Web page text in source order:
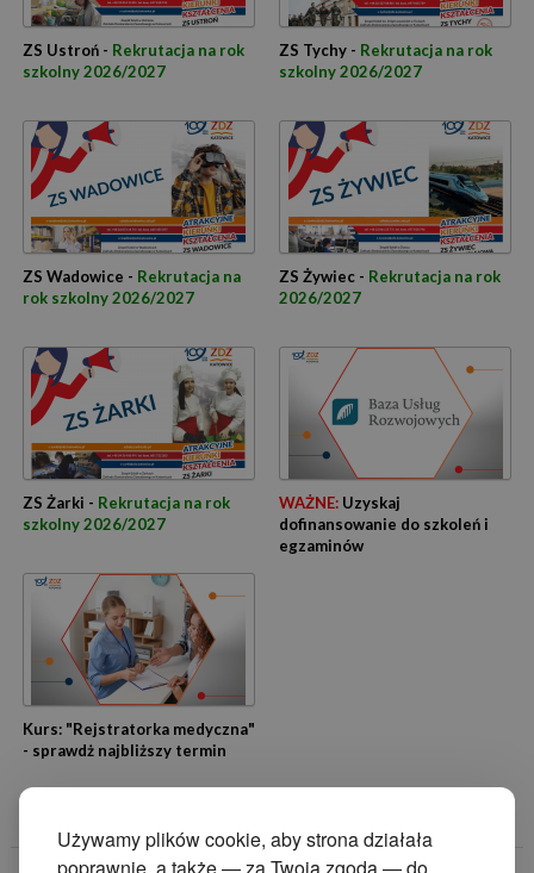
Używamy plików cookie, aby strona działała
ZS Ustroń - Rekrutacja na rok
szkolny 2026/2027
ZS Tychy - Rekrutacja na rok
szkolny 2026/2027
ZS Wadowice - Rekrutacja na
rok szkolny 2026/2027
ZS Żywiec - Rekrutacja na rok
2026/2027
ZS Żarki - Rekrutacja na rok
szkolny 2026/2027
WAŻNE:Uzyskaj
dofinansowanie do szkoleń i
egzaminów
Kurs: "Rejstratorka medyczna"
- sprawdż najbliższy termin